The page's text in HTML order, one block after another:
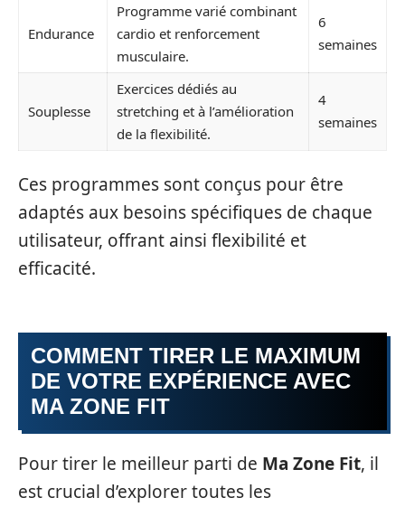
Endurance
Programme varié combinant
cardio et renforcement
musculaire.
6
semaines
Souplesse
Exercices dédiés au
stretching et à l’amélioration
de la flexibilité.
4
semaines
Ces programmes sont conçus pour être
adaptés aux besoins spécifiques de chaque
utilisateur, offrant ainsi flexibilité et
efficacité.
COMMENT TIRER LE MAXIMUM
DE VOTRE EXPÉRIENCE AVEC
MA ZONE FIT
Pour tirer le meilleur parti de Ma Zone Fit, il
est crucial d’explorer toutes les